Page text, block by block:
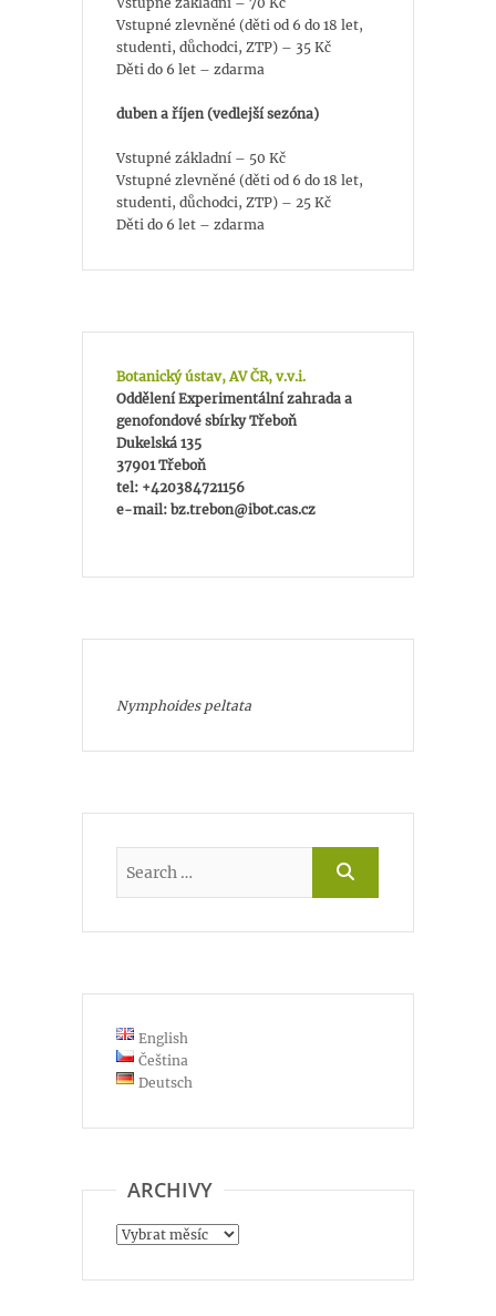
Vstupné zlevněné (děti od 6 do 18 let,
studenti, důchodci, ZTP) – 35 Kč
Děti do 6 let – zdarma
duben a říjen (vedlejší sezóna)
Vstupné základní – 50 Kč
Vstupné zlevněné (děti od 6 do 18 let,
studenti, důchodci, ZTP) – 25 Kč
Děti do 6 let – zdarma
Botanický ústav, AV ČR, v.v.i.
Oddělení Experimentální zahrada a
genofondové sbírky Třeboň
Dukelská 135
37901 Třeboň
tel: +420384721156
e-mail: bz.trebon@ibot.cas.cz
Nymphoides peltata
English
Čeština
Deutsch
ARCHIVY
Archivy